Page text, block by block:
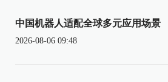
中国机器人适配全球多元应用场景
2026-08-06 09:48